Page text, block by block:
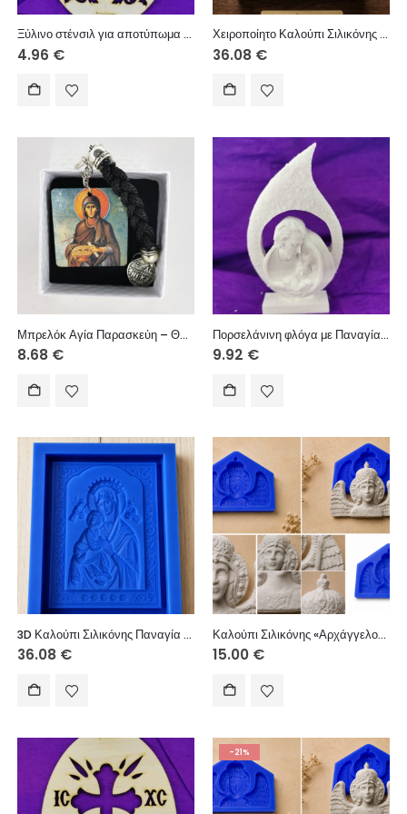
Ξύλινο στένσιλ για αποτύπωμα σε κόλλυβα
4.96 €
Χειροποίητο Καλούπι Σιλικόνης Αγίου Ιωάννη του Βαπτιστή – Ανάγλυφη Ορθόδοξη Εικόνα για Κερί, Γύψο & Ρητίνη
36.08 €
Μπρελόκ Αγία Παρασκεύη – Θρησκευτικό μπρελόκ με κορδόνι και μεταλλίκο στοιχείο
8.68 €
Πορσελάνινη φλόγα με Παναγία & Ιησού
9.92 €
3D Καλούπι Σιλικόνης Παναγία με Βρέφος – Επαγγελματικό Ανάγλυφο 16×13εκ
36.08 €
Καλούπι Σιλικόνης «Αρχάγγελος Μανταμάδος» – Τρισδιάστατο Ανάγλυφο 8x6cm
15.00 €
-21%